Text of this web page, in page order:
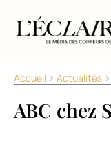
Accueil > Actualités >
ABC chez